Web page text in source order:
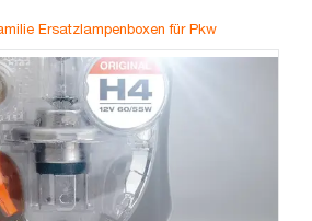
Ersatzlampenboxen für Pkw